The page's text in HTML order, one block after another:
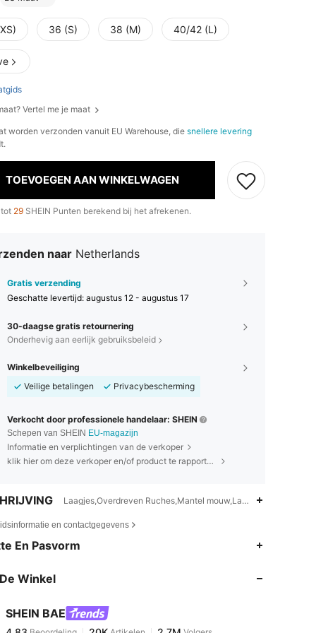
36 (S) 38 (M) 40/42 (L)
Vertel me je maat
worden verzonden vanuit EU Warehouse, die snellere levering
TOEVOEGEN AAN WINKELWAGEN
29 SHEIN Punten berekend bij het afrekenen.
naar Netherlands
Gratis verzending
Geschatte levertijd: augustus 12 - augustus 17
30-daagse gratis retournering
Onderhevig aan eerlijk gebruiksbeleid
Winkelbeveiliging
Veilige betalingen
Privacybescherming
Verkocht door professionele handelaar: SHEIN
Schepen van SHEIN EU-magazijn
Informatie en verplichtingen van de verkoper
klik hier om deze verkoper en/of product te rapporteren.
Laagjes,Overdreven Ruches,Mantel mouw,Laagjes
en contactgegevens
En Pasvorm
Winkel
SHEIN BAE
4.83
Beoordeling 20K